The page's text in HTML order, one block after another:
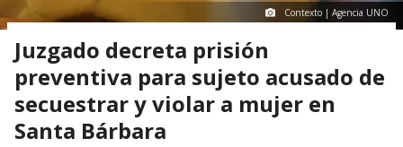
Contexto | Agencia UNO
Juzgado decreta prisión
preventiva para sujeto acusado de
secuestrar y violar a mujer en
Santa Bárbara